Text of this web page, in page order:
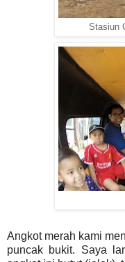
Stasiun
Angkot merah kami
puncak bukit. Saya